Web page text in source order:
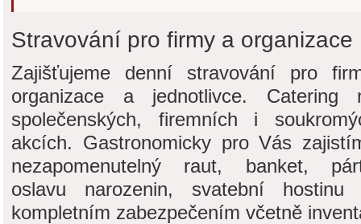
Stravování pro firmy a organizace
Zajišťujeme denní stravování pro
organizace a jednotlivce. Catering
společenských, firemních i
akcích. Gastronomicky pro Vás
nezapomenutelný raut, banket,
oslavu narozenin, svatební
kompletním zabezpečením včetně